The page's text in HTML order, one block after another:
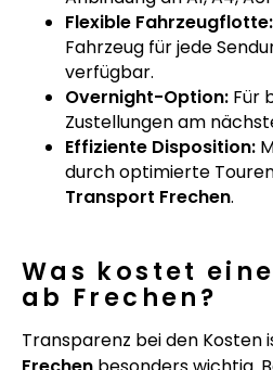
Flexible Fahrzeugflotte:
Fahrzeug für jede
verfügbar.
Overnight-Option: Für
Zustellungen am
Effiziente Disposition:
durch optimierte
Transport Frechen.
Was kostet
ab Frechen?
Transparenz bei den Kosten